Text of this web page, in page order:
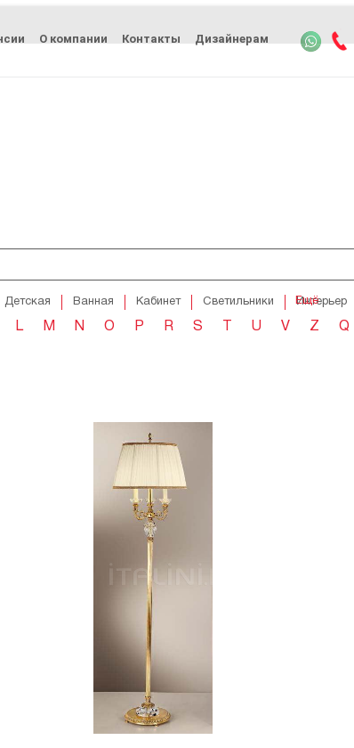
О компании Контакты
Дизайнерам
Ещё
Детская Ванная Кабинет Светильники Интерьер
L M N O P R S U V Z Q